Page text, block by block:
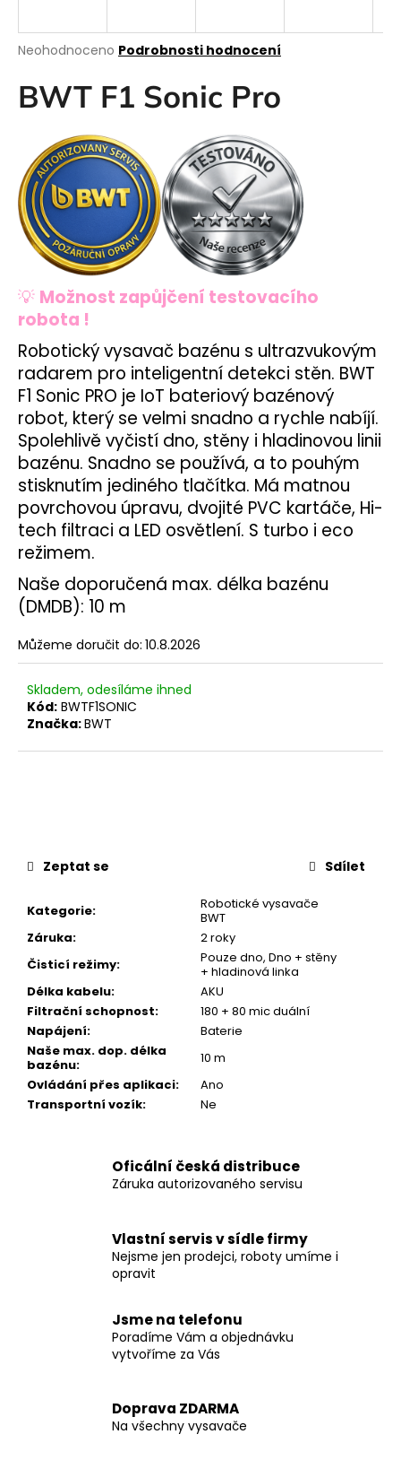
Průměrné
produktu
je
hvězdiček.
Neohodnoceno Podrobnosti hodnocení
BWT F1 Sonic Pro
💡 Možnost zapůjčení testovacího
robota !
Robotický vysavač bazénu s ultrazvukovým
radarem pro inteligentní detekci stěn. BWT
F1 Sonic PRO je IoT bateriový bazénový
robot, který se velmi snadno a rychle nabíjí.
Spolehlivě vyčistí dno, stěny i hladinovou linii
bazénu. Snadno se používá, a to pouhým
stisknutím jediného tlačítka. Má matnou
povrchovou úpravu, dvojité PVC kartáče, Hi-
tech filtraci a LED osvětlení. S turbo i eco
režimem.
Naše doporučená max. délka bazénu
(DMDB): 10 m
Můžeme doručit do: 10.8.2026
Skladem, odesíláme ihned
Kód: BWTF1SONIC
Značka:BWT
Kategorie:
Robotické vysavače
BWT
Záruka:
2 roky
Čisticí režimy:
Pouze dno, Dno + stěny
+ hladinová linka
Délka kabelu:
AKU
Filtrační schopnost:
180 + 80 mic duální
Napájení:
Baterie
Naše max. dop. délka
bazénu:
10 m
Ovládání přes aplikaci:
Ano
Transportní vozík: Ne
Zeptat se Sdílet
Oficální česká distribuce
Záruka autorizovaného servisu
Vlastní servis v sídle firmy
Nejsme jen prodejci, roboty umíme i
opravit
Jsme na telefonu
Poradíme Vám a objednávku
vytvoříme za Vás
Doprava ZDARMA
Na všechny vysavače
j
t
?
HLEDAT
D
o
p
o
r
u
č
u
j
e
m
e
BWT
SONIC
PRO
183
Kč